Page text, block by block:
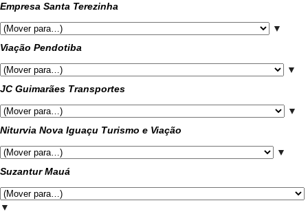
Empresa Santa Terezinha
▼
Viação Pendotiba
▼
JC Guimarães Transportes
▼
Niturvia Nova Iguaçu Turismo e Viação
▼
Suzantur Mauá
▼